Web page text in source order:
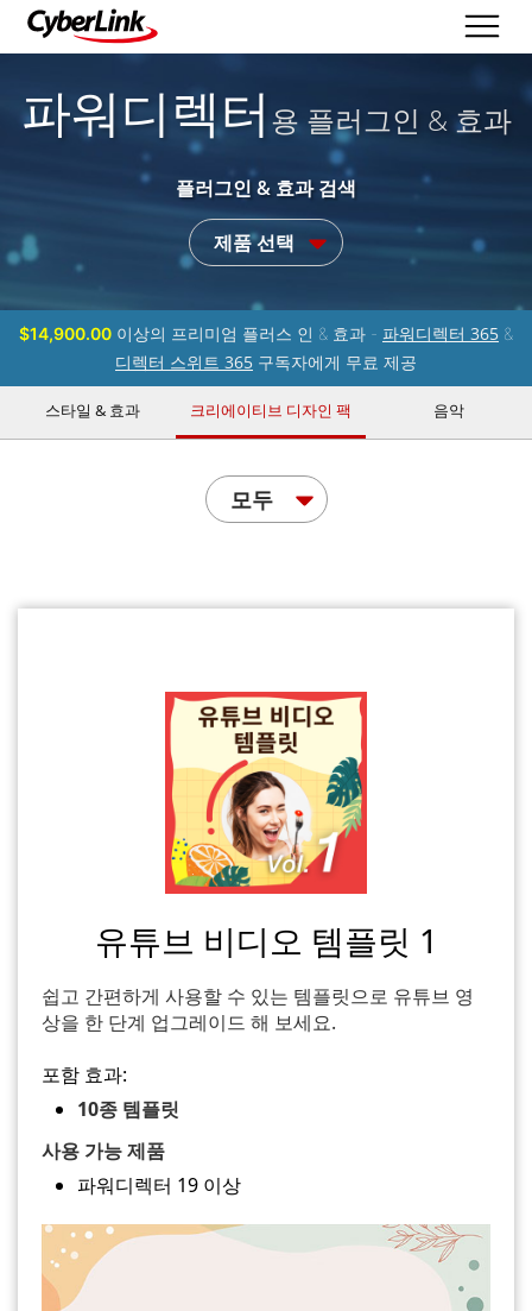
파워디렉터 용 플러그인 & 효과
플러그인 & 효과 검색
제품 선택
$14,900.00 이상의 프리미엄 플러스 인 & 효과 - 파워디렉터 365 &
디렉터 스위트 365 구독자에게 무료 제공
스타일 & 효과 크리에이티브 디자인 팩 음악
모두
유튜브 비디오 템플릿 1
쉽고 간편하게 사용할 수 있는 템플릿으로 유튜브 영
상을 한 단계 업그레이드 해 보세요.
포함 효과:
10종 템플릿
사용 가능 제품
파워디렉터 19 이상